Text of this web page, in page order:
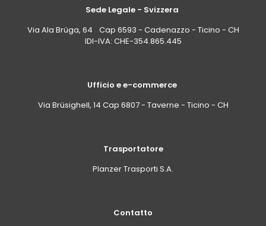
Sede Legale - Svizzera
Via Ala Brüga, 64 Cap 6593 - Cadenazzo - Ticino - CH
IDI-IVA: CHE-354.865.445
Ufficio e e-commerce
Via Brüsighell, 14 Cap 6807 - Taverne - Ticino - CH
Trasportatore
Planzer Trasporti S.A.
Contatto